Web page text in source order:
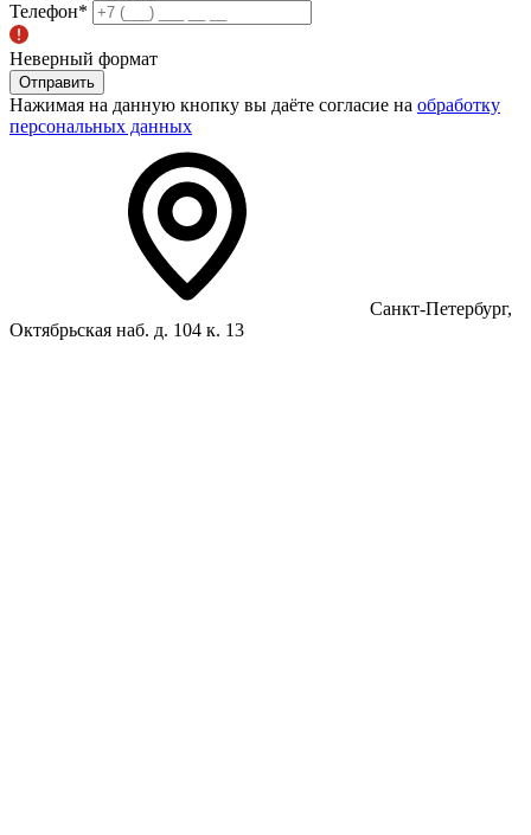
Телефон*
Неверный формат
Отправить
Нажимая на данную кнопку вы даёте согласие на обработку
персональных данных
Санкт-Петербург,
Октябрьская наб. д. 104 к. 13